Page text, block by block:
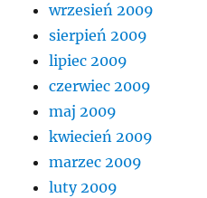
wrzesień 2009
sierpień 2009
lipiec 2009
czerwiec 2009
maj 2009
kwiecień 2009
marzec 2009
luty 2009